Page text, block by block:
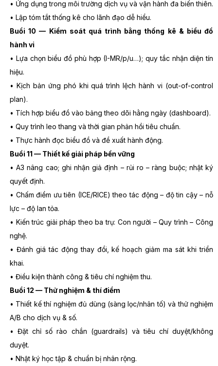
• Ứng dụng trong môi trường dịch vụ và vận hành đa biến thiên.
• Lập tóm tắt thống kê cho lãnh đạo dễ hiểu.
Buổi 10 — Kiểm soát quá trình bằng thống kê & biểu đồ
hành vi
• Lựa chọn biểu đồ phù hợp (I-MR/p/u…); quy tắc nhận diện tín
hiệu.
• Kịch bản ứng phó khi quá trình lệch hành vi (out-of-control
plan).
• Tích hợp biểu đồ vào bảng theo dõi hằng ngày (dashboard).
• Quy trình leo thang và thời gian phản hồi tiêu chuẩn.
• Thực hành đọc biểu đồ và đề xuất hành động.
Buổi 11 — Thiết kế giải pháp bền vững
• A3 nâng cao; ghi nhận giả định – rủi ro – ràng buộc; nhật ký
quyết định.
• Chấm điểm ưu tiên (ICE/RICE) theo tác động – độ tin cậy – nỗ
lực – độ lan tỏa.
• Kiến trúc giải pháp theo ba trụ: Con người – Quy trình – Công
nghệ.
• Đánh giá tác động thay đổi, kế hoạch giảm ma sát khi triển
khai.
• Điều kiện thành công & tiêu chí nghiệm thu.
Buổi 12 — Thử nghiệm & thí điểm
• Thiết kế thí nghiệm đủ dùng (sàng lọc/nhân tố) và thử nghiệm
A/B cho dịch vụ & số.
• Đặt chỉ số rào chắn (guardrails) và tiêu chí duyệt/không
duyệt.
• Nhật ký học tập & chuẩn bị nhân rộng.